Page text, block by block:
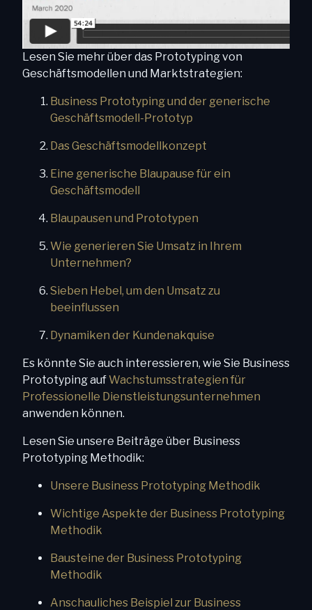
Lesen Sie mehr über das Prototyping von
Geschäftsmodellen und Marktstrategien:
Business Prototyping und der generische
Geschäftsmodell-Prototyp
Das Geschäftsmodellkonzept
Eine generische Blaupause für ein
Geschäftsmodell
Blaupausen und Prototypen
Wie generieren Sie Umsatz in Ihrem
Unternehmen?
Sieben Hebel, um den Umsatz zu
beeinflussen
Dynamiken der Kundenakquise
Es könnte Sie auch interessieren, wie Sie Business
Prototyping aufWachstumsstrategien für
Professionelle Dienstleistungsunternehmen
anwenden können.
Lesen Sie unsere Beiträge über Business
Prototyping Methodik:
Unsere Business Prototyping Methodik
Wichtige Aspekte der Business Prototyping
Methodik
Bausteine der Business Prototyping
Methodik
Anschauliches Beispiel zur Business